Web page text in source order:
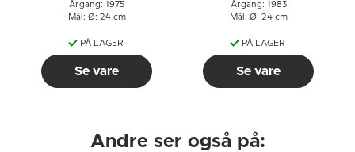
Årgang: 1975
Mål: Ø: 24 cm
PÅ LAGER
Se vare
Årgang: 1983
Mål: Ø: 24 cm
PÅ LAGER
Se vare
Andre ser også på: